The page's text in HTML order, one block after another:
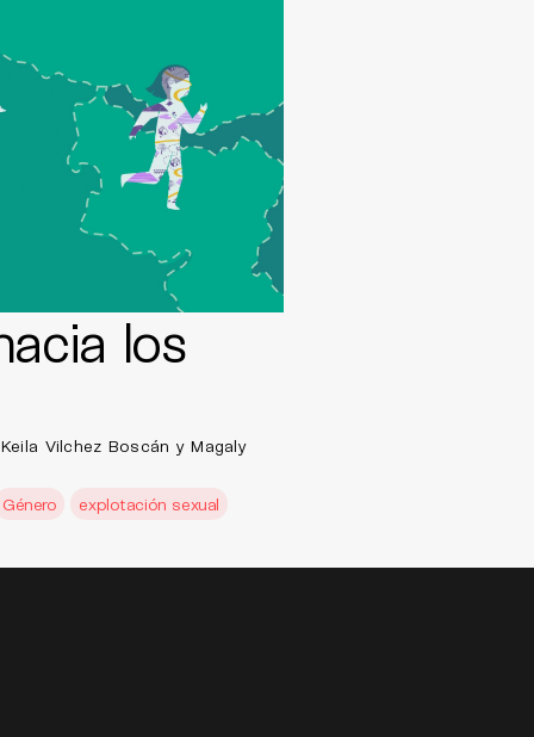
los
Vilchez Boscán y Magaly
Género explotación sexual